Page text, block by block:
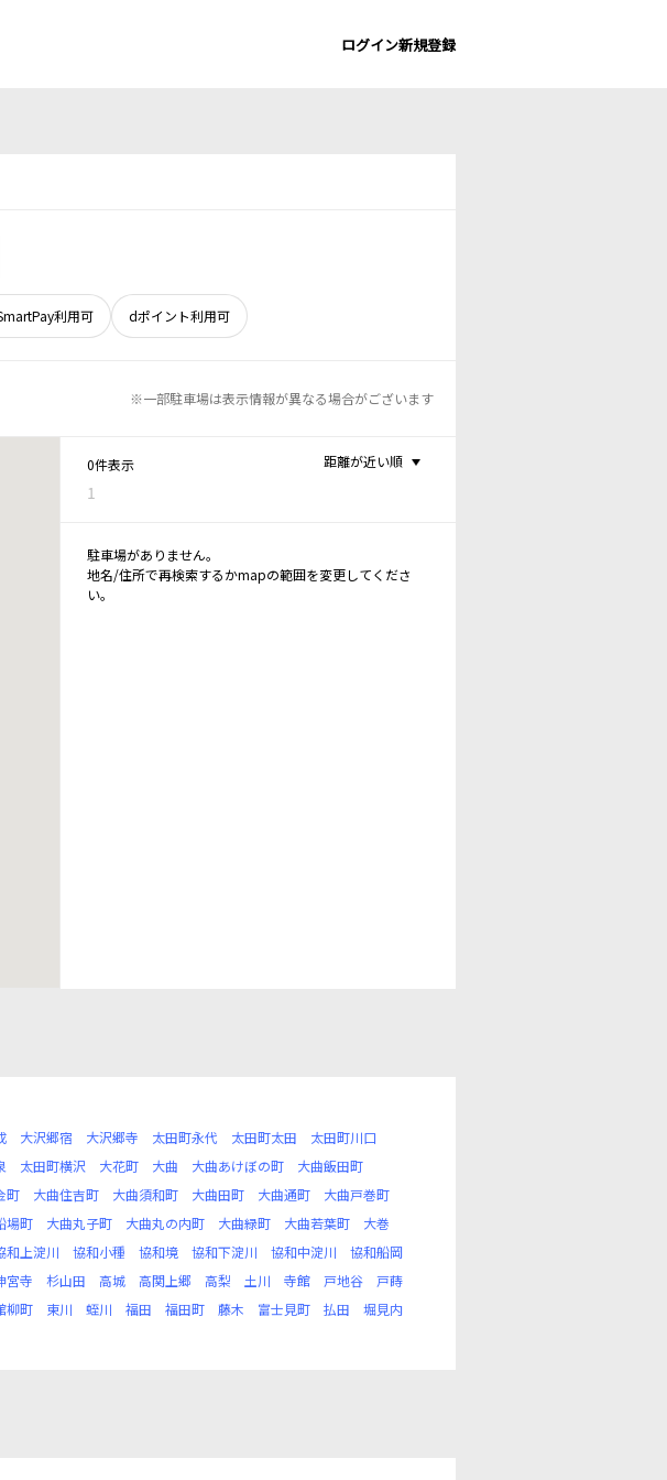
ログイン新規登録
利用可 dポイント利用可
※一部駐車場は表示情報が異なる場合がございます
0件表示
1
距離が近い順
駐車場がありません。
地名/住所で再検索するかmapの範囲を変更してくださ
い。
大沢郷宿 大沢郷寺 太田町永代 太田町太田
太田町川口
太田町横沢 大花町 大曲 大曲あけぼの町
大曲飯田町
町 大曲住吉町 大曲須和町 大曲田町 大曲通町
大曲戸巻町
場町 大曲丸子町 大曲丸の内町 大曲緑町 大曲若葉町
大巻
和上淀川 協和小種 協和境 協和下淀川 協和中淀川
協和船岡
宮寺 杉山田 高城 高関上郷 高梨 土川 寺館 戸地谷
戸蒔
柳町 東川 蛭川 福田 福田町 藤木 富士見町 払田
堀見内